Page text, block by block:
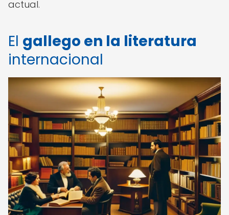
actual.
El gallego en la literatura
internacional